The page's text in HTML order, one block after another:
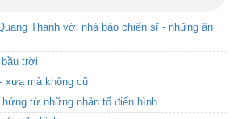
Thanh với nhà báo chiến sĩ - những ân
trời
xưa mà không cũ
hứng từ những nhân tố điển hình